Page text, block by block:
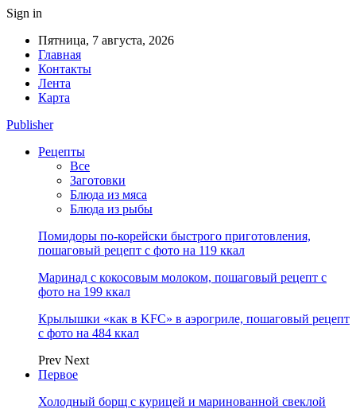
Sign in
Пятница, 7 августа, 2026
Главная
Контакты
Лента
Карта
Publisher
Рецепты
Все
Заготовки
Блюда из мяса
Блюда из рыбы
Помидоры по-корейски быстрого приготовления,
пошаговый рецепт с фото на 119 ккал
Маринад с кокосовым молоком, пошаговый рецепт с
фото на 199 ккал
Крылышки «как в KFC» в аэрогриле, пошаговый рецепт
с фото на 484 ккал
Prev Next
Первое
Холодный борщ с курицей и маринованной свеклой